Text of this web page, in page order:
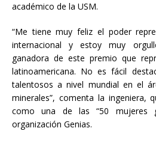
académico de la USM.
“Me tiene muy feliz el poder
internacional y estoy muy
ganadora de este premio que
latinoamericana. No es fácil
talentosos a nivel mundial en el
minerales”, comenta la ingeniera,
como una de las “50 mujeres
organización Genias.